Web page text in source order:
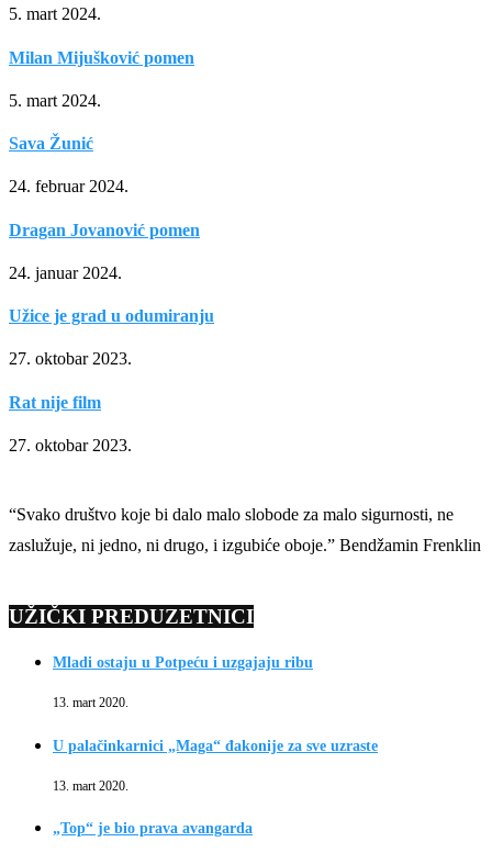
5. mart 2024.
Milan Mijušković pomen
5. mart 2024.
Sava Žunić
24. februar 2024.
Dragan Jovanović pomen
24. januar 2024.
Užice je grad u odumiranju
27. oktobar 2023.
Rat nije film
27. oktobar 2023.
“Svako društvo koje bi dalo malo slobode za malo sigurnosti, ne
zaslužuje, ni jedno, ni drugo, i izgubiće oboje.” Bendžamin Frenklin
UŽIČKI PREDUZETNICI
Mladi ostaju u Potpeću i uzgajaju ribu
13. mart 2020.
U palačinkarnici „Maga“ đakonije za sve uzraste
13. mart 2020.
„Top“ je bio prava avangarda